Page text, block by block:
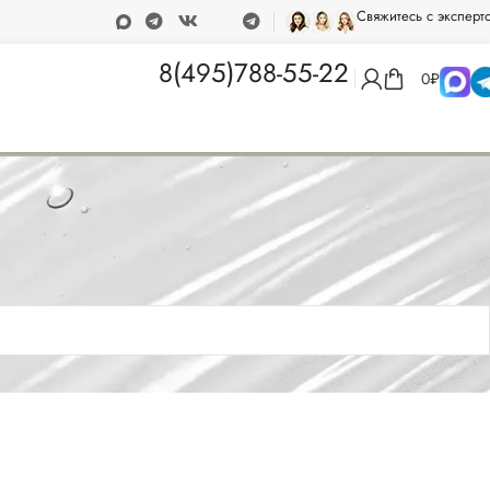
000 рублей Программа лояльности Свяжитесь с
8(495)788-55-22 0₽